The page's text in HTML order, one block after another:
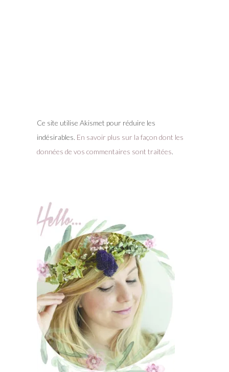
Ce site utilise Akismet pour réduire les
indésirables. En savoir plus sur la façon dont les
données de vos commentaires sont traitées.